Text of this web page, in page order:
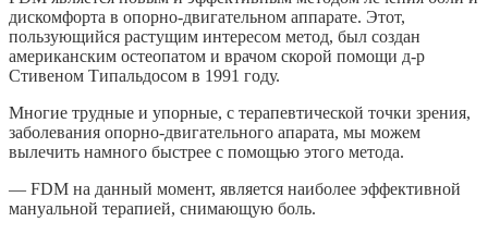
дискомфорта в опорно-двигательном аппарате. Этот,
пользующийся растущим интересом метод, был создан
американским остеопатом и врачом скорой помощи д-р
Стивеном Типальдосом в 1991 году.
Многие трудные и упорные, с терапевтической точки зрения,
заболевания опорно-двигательного апарата, мы можем
вылечить намного быстрее с помощью этого метода.
— FDM на данный момент, является наиболее эффективной
мануальной терапией, снимающую боль.